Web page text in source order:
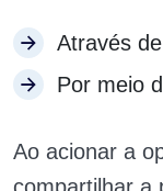
Através
Por meio
Ao acionar a